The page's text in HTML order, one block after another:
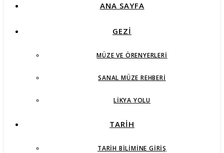
ANA SAYFA
GEZİ
MÜZE VE ÖRENYERLERI
SANAL MÜZE REHBERI
LIKYA YOLU
TARİH
TARIH BILIMINE GIRIŞ